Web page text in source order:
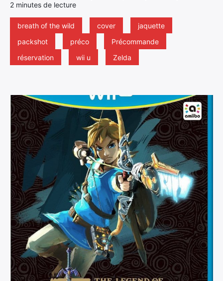
2 minutes de lecture
breath of the wild cover
jaquette
packshot
préco
Précommande
réservation
wii u Zelda